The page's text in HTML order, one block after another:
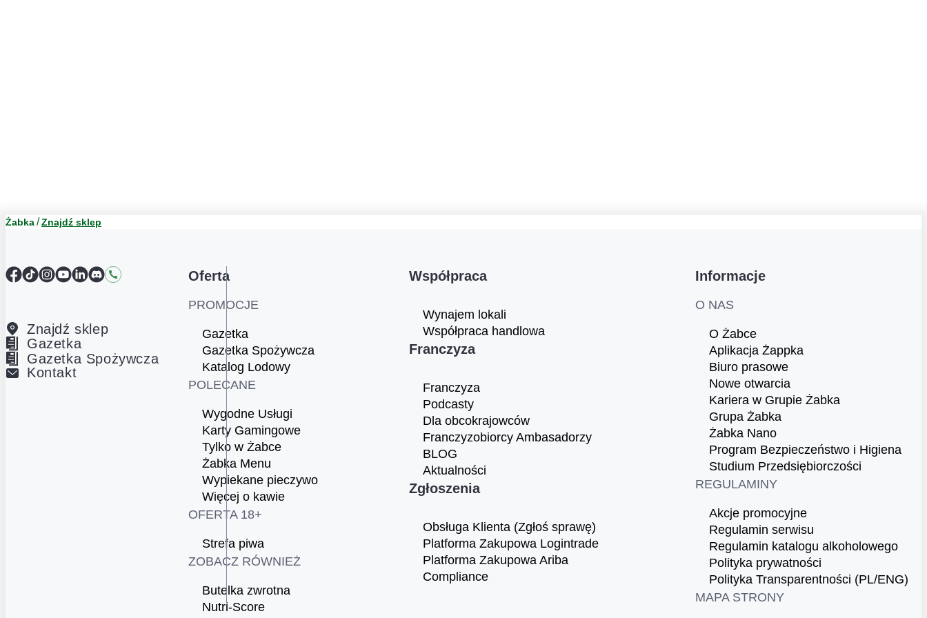
Żabka Znajdź sklep
Facebook
TikTokInstagram
YouTube
LinkedIn
DiscordKontakt
Znajdź sklep
Gazetka
Gazetka Spożywcza
Kontakt
Oferta
PROMOCJE
Gazetka
Gazetka Spożywcza
Katalog Lodowy
POLECANE
Wygodne Usługi
Karty Gamingowe
Tylko w Żabce
Żabka Menu
Wypiekane pieczywo
Więcej o kawie
OFERTA 18+
Strefa piwa
ZOBACZ RÓWNIEŻ
Butelka zwrotna
Nutri-Score
Współpraca
Wynajem lokali
Współpraca handlowa
Franczyza
Franczyza
Podcasty
Dla obcokrajowców
Franczyzobiorcy Ambasadorzy
BLOG
Aktualności
Zgłoszenia
Obsługa Klienta (Zgłoś sprawę)
Platforma Zakupowa Logintrade
Platforma Zakupowa Ariba
Compliance
Informacje
O NAS
O Żabce
Aplikacja Żappka
Biuro prasowe
Nowe otwarcia
Kariera w Grupie Żabka
Grupa Żabka
Żabka Nano
Program Bezpieczeństwo i Higiena
Studium Przedsiębiorczości
REGULAMINY
Akcje promocyjne
Regulamin serwisu
Regulamin katalogu alkoholowego
Polityka prywatności
Polityka Transparentności (PL/ENG)
MAPA STRONY